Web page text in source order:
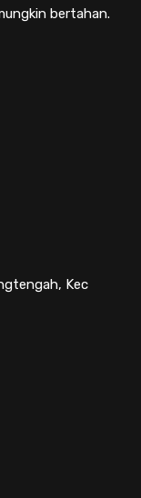
bertahan.
Kec